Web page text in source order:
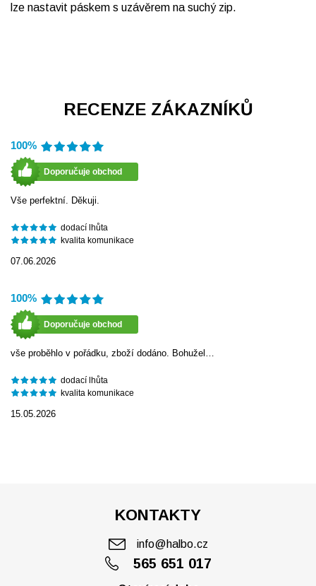
lze nastavit páskem s uzávěrem na suchý zip.
RECENZE ZÁKAZNÍKŮ
100%
Doporučuje obchod
Vše perfektní. Děkuji.
dodací lhůta
kvalita komunikace
07.06.2026
100%
Doporučuje obchod
vše proběhlo v pořádku, zboží dodáno. Bohužel…
dodací lhůta
kvalita komunikace
15.05.2026
KONTAKTY
565 651 017
info@halbo.cz